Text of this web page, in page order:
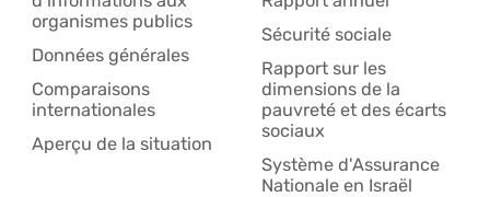
organismes publics
Données générales
Comparaisons
internationales
Aperçu de la situation
Sécurité sociale
Rapport sur les
dimensions de la
pauvreté et des écarts
sociaux
Système d'Assurance
Nationale en Israël